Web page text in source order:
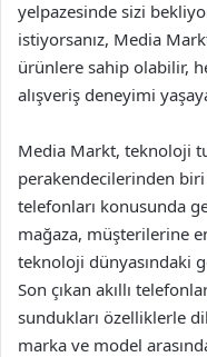
yelpazesinde sizi
istiyorsanız, Media
ürünlere sahip olabilir,
alışveriş deneyimi
Media Markt, teknoloji
perakendecilerinden
telefonları konusunda
mağaza, müşterilerine
teknoloji dünyasındaki
Son çıkan akıllı
sundukları özelliklerle
marka ve model